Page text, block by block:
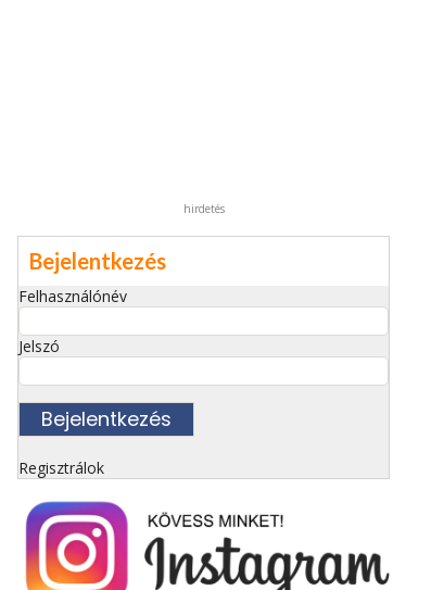
hirdetés
Bejelentkezés
Felhasználónév
Jelszó
Regisztrálok